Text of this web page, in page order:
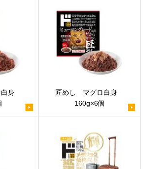
白身
匠めし マグロ白身
160g×6個